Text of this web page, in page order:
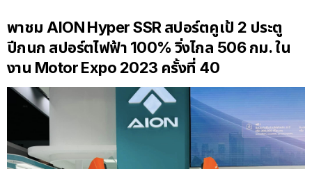
พาชม AION Hyper SSR สปอร์ตคูเป้ 2 ประตู
ปีกนก สปอร์ตไฟฟ้า 100% วิ่งไกล 506 กม. ใน
งาน Motor Expo 2023 ครั้งที่ 40